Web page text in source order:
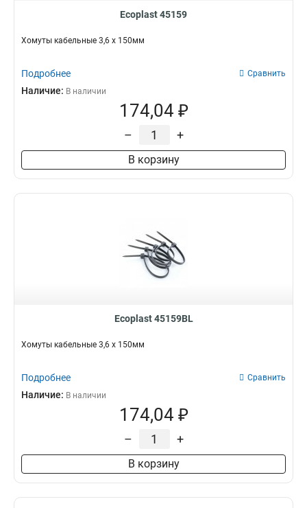
Ecoplast 45159
Хомуты кабельные 3,6 х 150мм
Подробнее Сравнить
Наличие: В наличии
174,04 ₽
– +
В корзину
Ecoplast 45159BL
Хомуты кабельные 3,6 х 150мм
Подробнее Сравнить
Наличие: В наличии
174,04 ₽
– +
В корзину